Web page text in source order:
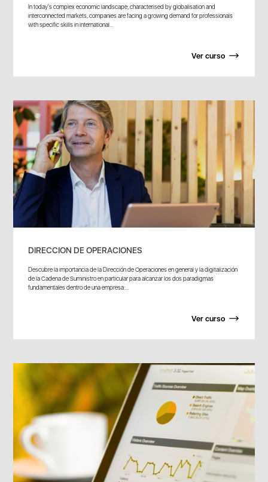
In today's complex economic landscape, characterised by globalisation and
interconnected markets, companies are facing a growing demand for professionals
with specific skills in international...
Ver curso
DIRECCION DE OPERACIONES
Descubre la importancia de la Dirección de Operaciones en general y la digitalización
de la Cadena de Suministro en particular para alcanzar los dos paradigmas
fundamentales dentro de una empresa:...
Ver curso